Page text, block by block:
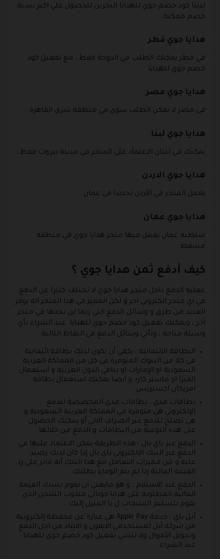
لدينا كود خصم جوي للهدايا البحرين للحصول علي اكبر نسبة
خصم ممكنة .
هدايا جوي قطر
في قطر يمكنك الطلب في الدوحة فقط ، مع تفعيل كود
خصم جوي للهدايا .
هدايا جوي مصر
في مصر لا يمكن الطلب سوى في منطقة شرق القاهرة .
هدايا جوي لبنا
يمكنك في لبنان الاعتماد على المتجر في مدينة بيروت فقط .
هدايا جوي الاردن
يعمل المتجر في الأردن تحديدا في عمان .
هدايا جوي عمان
سلطنة عمان يعمل فيها متجر هدايا جوي في منطقة
مسقط .
كيف أدفع ثمن هدايا جوي ؟
عملية الدفع داخل متجر هدايا جوي لا تختلف كثيرا عن الدفع
في اي متجر الكتروني اخر و لكن المميز في هذا المتجر انه يوفر
العديد من طرق و وسائل الدفع التي ربما لن تجدها في متجر
آخر ، ويمكنك تفعيل كود خصم جوي للهدايا عند الشراء بأي
وسيلة متاحة ، وتأتي وسائل الدفع في النقاط التالية :
البطاقة الائتمانية ، يكفي أن يكون لديك بطاقة ائتمانية
في كلا من البنوك المتوفرة في كل من المملكة العربية
السعودية او الإمارات او بباقي الدول العربية و استعمال
الفيزا او ماستر كارد و ايضا يمكنك استعمال بطاقة
امريكان اكسبريس .
بطاقات مدى ، بطاقات مدى المخصصة للدفع
الإلكتروني هي متوفرة في المملكة العربية السعودية و
هي تصلح للدفع عبر الصراف الالي أو يمكنك الحصول
على هذه النوعية من البطاقات و الدفع من خلالها .
الدفع عبر باي بال ، هذه الطريقة يمكن الاعتماد عليها في
الدفع عبر البنك الالكتروني باي بال إذا كان لديك رصيد
عليه و من مميزات التعامل مع هذا البنك أنه قادر على رد
القيمة المالية إذا لم يتم الوفاء بطلبك .
الدفع عند الاستلام ، و هو مايعني ان تقوم بسداد القيمة
المالية المطلوبة على هدايا جويالى مندوب الشحن الذي
يقوم بتسليم المنتجات ل با المنزل إليك .
آبل باي ، خدمة Apple Pay هي عبارة عن محفظة إلكترونية
من شركة آبل لمستخدمي الايفون و الايباد من اجل الدفع
وتحويل الأموال ولا تنسي تفعيل كود خصم جوي للهدايا
عند الشراء .